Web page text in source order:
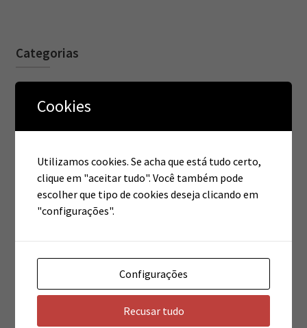
Categorias
Fisioterapia
Novidade
Pilates
Meta
Acessar
Cookies
Utilizamos cookies. Se acha que está tudo certo,
clique em "aceitar tudo". Você também pode
escolher que tipo de cookies deseja clicando em
"configurações".
Configurações
Recusar tudo